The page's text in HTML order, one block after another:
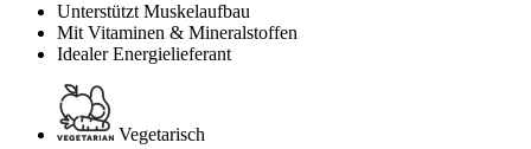
Unterstützt Muskelaufbau
Mit Vitaminen & Mineralstoffen
Idealer Energielieferant
Vegetarisch